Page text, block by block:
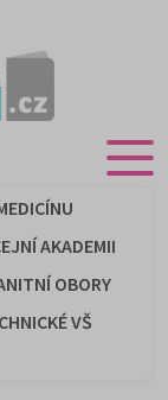
AKADEMII
OBORY
VŠ